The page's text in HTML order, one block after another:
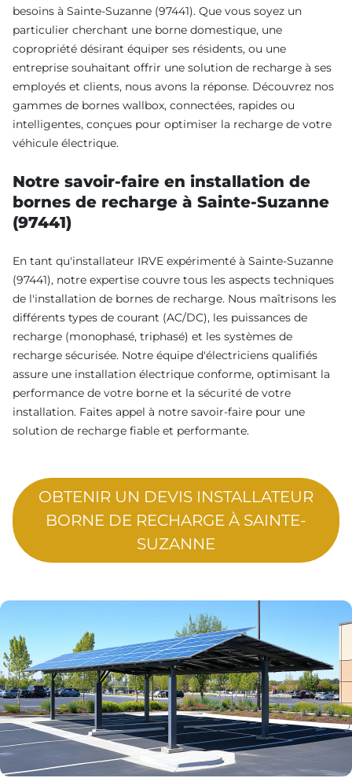
besoins à Sainte-Suzanne (97441). Que vous soyez un
particulier cherchant une borne domestique, une
copropriété désirant équiper ses résidents, ou une
entreprise souhaitant offrir une solution de recharge à ses
employés et clients, nous avons la réponse. Découvrez nos
gammes de bornes wallbox, connectées, rapides ou
intelligentes, conçues pour optimiser la recharge de votre
véhicule électrique.
Notre savoir-faire en installation de
bornes de recharge à Sainte-Suzanne
(97441)
En tant qu'installateur IRVE expérimenté à Sainte-Suzanne
(97441), notre expertise couvre tous les aspects techniques
de l'installation de bornes de recharge. Nous maîtrisons les
différents types de courant (AC/DC), les puissances de
recharge (monophasé, triphasé) et les systèmes de
recharge sécurisée. Notre équipe d'électriciens qualifiés
assure une installation électrique conforme, optimisant la
performance de votre borne et la sécurité de votre
installation. Faites appel à notre savoir-faire pour une
solution de recharge fiable et performante.
OBTENIR UN DEVIS INSTALLATEUR
BORNE DE RECHARGE À SAINTE-
SUZANNE